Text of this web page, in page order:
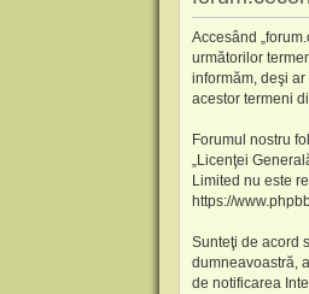
Accesând
următorilor
informăm, deşi
acestor termeni
Forumul nostru
„Licenţei
Limited nu este
https://
Sunteţi de acord
dumneavoastră,
de notificarea